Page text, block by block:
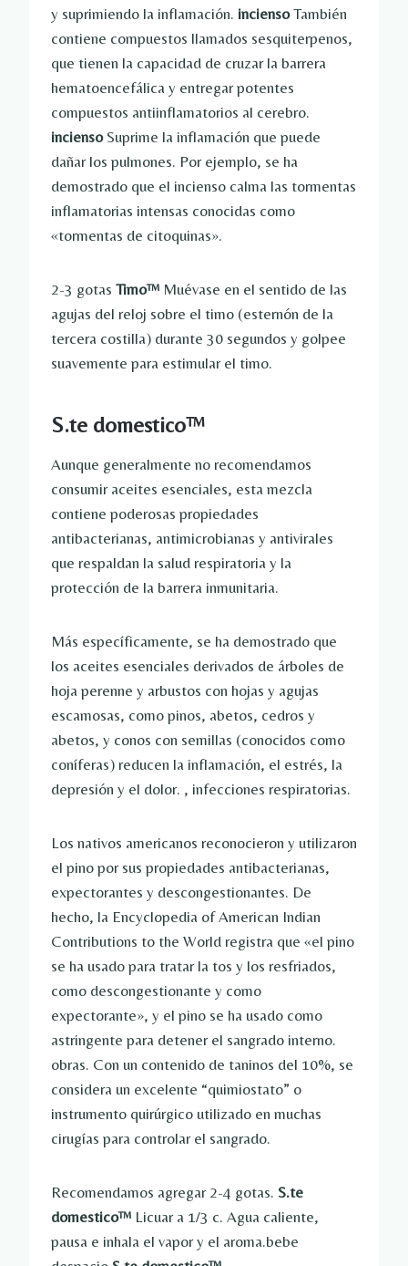
y suprimiendo la inflamación. inciensoTambién
contiene compuestos llamados sesquiterpenos,
que tienen la capacidad de cruzar la barrera
hematoencefálica y entregar potentes
compuestos antiinflamatorios al cerebro.
inciensoSuprime la inflamación que puede
dañar los pulmones. Por ejemplo, se ha
demostrado que el incienso calma las tormentas
inflamatorias intensas conocidas como
«tormentas de citoquinas».
2-3 gotas Timo™ Muévase en el sentido de las
agujas del reloj sobre el timo (esternón de la
tercera costilla) durante 30 segundos y golpee
suavemente para estimular el timo.
S.te domestico™
Aunque generalmente no recomendamos
consumir aceites esenciales, esta mezcla
contiene poderosas propiedades
antibacterianas, antimicrobianas y antivirales
que respaldan la salud respiratoria y la
protección de la barrera inmunitaria.
Más específicamente, se ha demostrado que
los aceites esenciales derivados de árboles de
hoja perenne y arbustos con hojas y agujas
escamosas, como pinos, abetos, cedros y
abetos, y conos con semillas (conocidos como
coníferas) reducen la inflamación, el estrés, la
depresión y el dolor. , infecciones respiratorias.
Los nativos americanos reconocieron y utilizaron
el pino por sus propiedades antibacterianas,
expectorantes y descongestionantes. De
hecho, la Encyclopedia of American Indian
Contributions to the World registra que «el pino
se ha usado para tratar la tos y los resfriados,
como descongestionante y como
expectorante», y el pino se ha usado como
astringente para detener el sangrado interno.
obras. Con un contenido de taninos del 10%, se
considera un excelente “quimiostato” o
instrumento quirúrgico utilizado en muchas
cirugías para controlar el sangrado.
Recomendamos agregar 2-4 gotas. S.te
domestico™ Licuar a 1/3 c. Agua caliente,
pausa e inhala el vapor y el aroma.bebe